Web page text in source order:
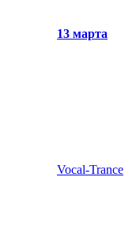
13 марта
Vocal-Trance